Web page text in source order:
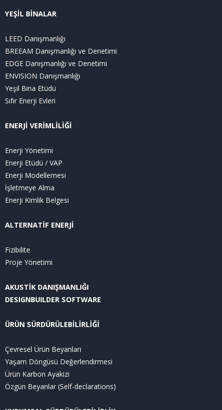
YEŞİL BİNALAR
LEED Danışmanlığı
BREEAM Danışmanlığı ve Denetimi
EDGE Danışmanlığı ve Denetimi
ENVISION Danışmanlığı
Yeşil Bina Etüdü
Sıfır Enerji Evleri
ENERJİ VERİMLİLİĞİ
Enerji Yönetimi
Enerji Etüdü / VAP
Enerji Modellemesi
İşletmeye Alma
Enerji Kimlik Belgesi
ALTERNATİF ENERJİ
Fizibilite
Proje Yönetimi
AKUSTİK DANIŞMANLIĞI
DESIGNBUILDER SOFTWARE
ÜRÜN SÜRDÜRÜLEBİLİRLİĞİ
Çevresel Ürün Beyanları
Yaşam Döngüsü Değerlendirmesi
Ürün Karbon Ayakizi
Özgün Beyanlar (Self-declarations)